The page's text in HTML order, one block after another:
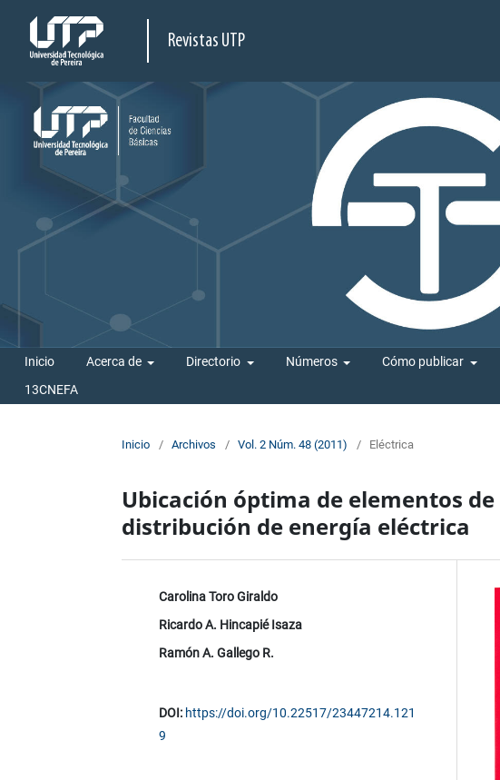
Revistas UTP
Inicio Acerca de Directorio Números Cómo publicar
13CNEFA
Inicio / Archivos / Vol. 2 Núm. 48 (2011) / Eléctrica
Ubicación óptima de elementos
distribución de energía eléctrica
Carolina Toro Giraldo
Ricardo A. Hincapié Isaza
Ramón A. Gallego R.
DOI: https://doi.org/10.22517/23447214.121
9